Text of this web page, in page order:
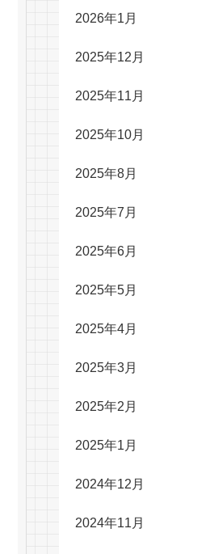
2026年1月
2025年12月
2025年11月
2025年10月
2025年8月
2025年7月
2025年6月
2025年5月
2025年4月
2025年3月
2025年2月
2025年1月
2024年12月
2024年11月